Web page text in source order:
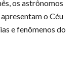
os astrônomos
o Céu
e fenômenos do